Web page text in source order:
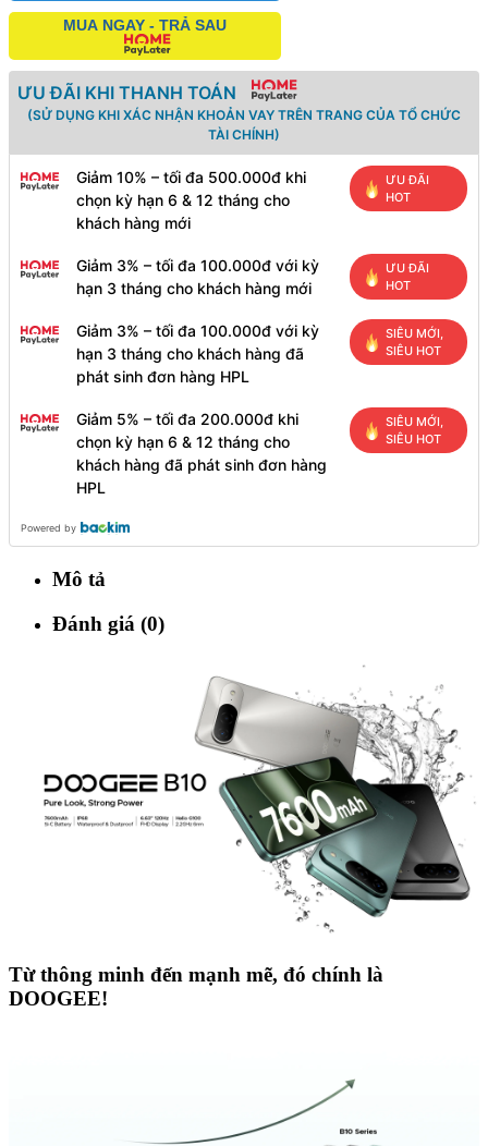
MUA NGAY - TRẢ SAU
ƯU ĐÃI KHI THANH TOÁN
(SỬ DỤNG KHI XÁC NHẬN KHOẢN VAY TRÊN TRANG CỦA TỔ CHỨC
TÀI CHÍNH)
Giảm 10% – tối đa 500.000đ khi
chọn kỳ hạn 6 & 12 tháng cho
khách hàng mới
ƯU ĐÃI
HOT
Giảm 3% – tối đa 100.000đ với kỳ
hạn 3 tháng cho khách hàng mới
ƯU ĐÃI
HOT
Giảm 3% – tối đa 100.000đ với kỳ
hạn 3 tháng cho khách hàng đã
phát sinh đơn hàng HPL
SIÊU MỚI,
SIÊU HOT
Giảm 5% – tối đa 200.000đ khi
chọn kỳ hạn 6 & 12 tháng cho
khách hàng đã phát sinh đơn hàng
HPL
SIÊU MỚI,
SIÊU HOT
Powered by
Mô tả
Đánh giá (0)
Từ thông minh đến mạnh mẽ, đó chính là
DOOGEE!